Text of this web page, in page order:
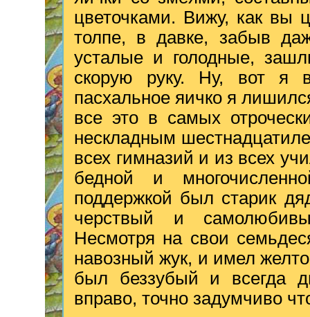
цветочками. Вижу, как вы
толпе, в давке, забыв
усталые и голодные,
скорую руку. Ну, вот я
пасхальное яичко я
все это в самых
нескладным
всех гимназий и из всех
бедной и
поддержкой был старик
черствый и
Несмотря на свои
навозный жук, и имел
был беззубый и всегда
вправо, точно задумчиво